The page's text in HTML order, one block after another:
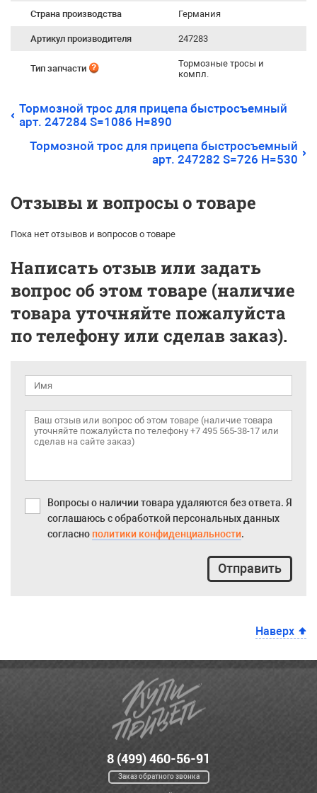
Страна производства Германия
Артикул производителя 247283
Тип запчасти
Тормозные тросы и
компл.
Тормозной трос для прицепа быстросъемный
арт. 247284 S=1086 H=890
Тормозной трос для прицепа быстросъемный
арт. 247282 S=726 H=530
Отзывы и вопросы о товаре
Пока нет отзывов и вопросов о товаре
Написать отзыв или задать
вопрос об этом товаре (наличие
товара уточняйте пожалуйста
по телефону или сделав заказ).
Вопросы о наличии товара удаляются без ответа. Я
соглашаюсь с обработкой персональных данных
согласно политики конфиденциальности.
Отправить
Наверх
8 (499) 460-56-91
Заказ обратного звонка